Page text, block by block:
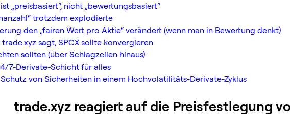
„preisbasiert“, nicht „bewertungsbasiert“
trotzdem explodierte
den „fairen Wert pro Aktie“ verändert (wenn man in Bewertung denkt)
sagt, SPCX sollte konvergieren
sollten (über Schlagzeilen hinaus)
7-Derivate-Schicht für alles
von Sicherheiten in einem Hochvolatilitäts-Derivate-Zyklus
trade.xyz reagiert auf die Preisfestlegung